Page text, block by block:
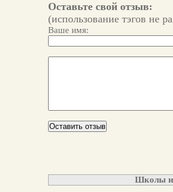
Оставьте свой отзыв:
(использование тэгов не
Ваше имя:
Школы